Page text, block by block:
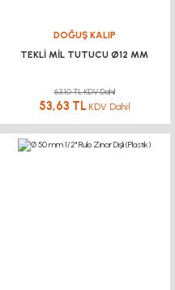
DOĞUŞ KALIP
TEKLİ MİL TUTUCU Ø12 MM
63,10 TL KDV Dahil
53,63 TL KDV Dahil